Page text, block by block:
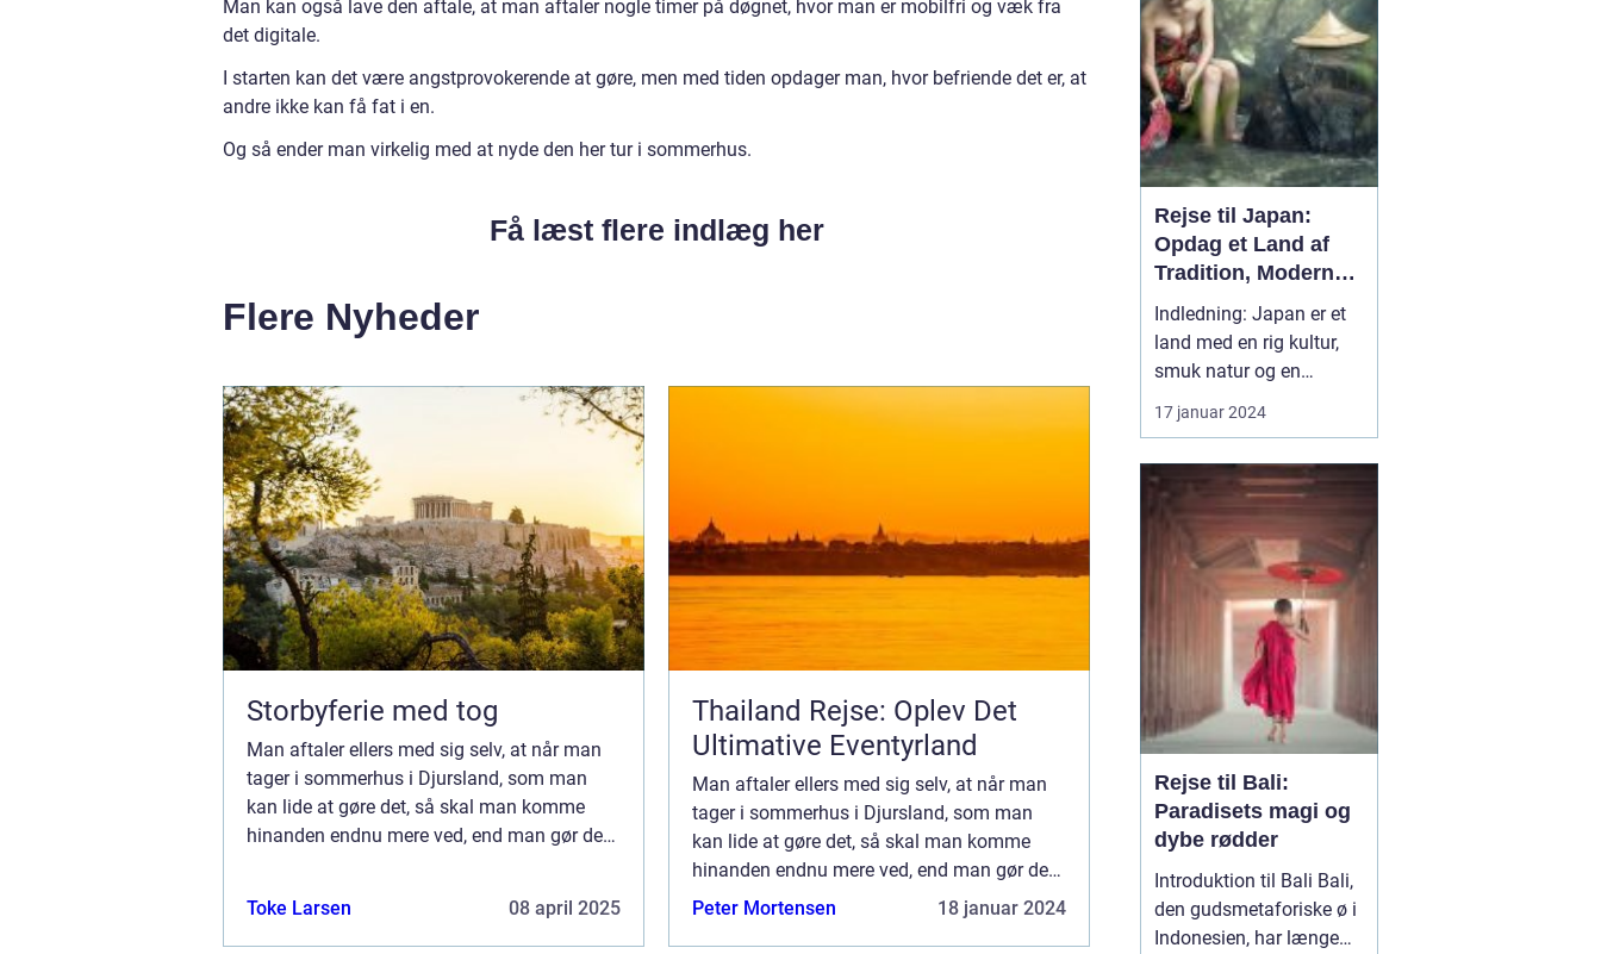
Man kan også lave den aftale, at man aftaler nogle timer på døgnet, hvor man er mobilfri og væk fra
det digitale.
I starten kan det være angstprovokerende at gøre, men med tiden opdager man, hvor befriende det er, at
andre ikke kan få fat i en.
Og så ender man virkelig med at nyde den her tur i sommerhus.
Få læst flere indlæg her
Flere Nyheder
Storbyferie med tog
Man aftaler ellers med sig selv, at når man
tager i sommerhus i Djursland, som man
kan lide at gøre det, så skal man komme
hinanden endnu mere ved, end man gør det
Toke Larsen 08 april 2025
Thailand Rejse: Oplev Det
Ultimative Eventyrland
Man aftaler ellers med sig selv, at når man
tager i sommerhus i Djursland, som man
kan lide at gøre det, så skal man komme
hinanden endnu mere ved, end man gør det
til hverdag. Men før man har set sig om, så
Peter Mortensen 18 januar 2024
byder på en unik
blanding af ...
Rejse til Japan:
Opdag et Land af
Tradition, Moderne
og Eventyr
Indledning: Japan er et
land med en rig kultur,
smuk natur og en
fascinerende historie, der
strækker sig tilbage
i Japan er som at træde
ind i en helt ny verden,
hvor tradition og
modernitet mødes på en
unik måde. Hvis du er...
17 januar 2024
Rejse til Bali:
Paradisets magi og
dybe rødder
Introduktion til Bali Bali,
den gudsmetaforiske ø i
Indonesien, har længe